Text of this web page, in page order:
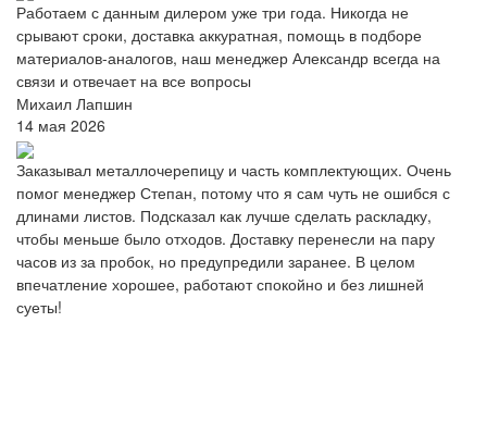
Работаем с данным дилером уже три года. Никогда не
срывают сроки, доставка аккуратная, помощь в подборе
материалов-аналогов, наш менеджер Александр всегда на
связи и отвечает на все вопросы
Михаил Лапшин
14 мая 2026
Заказывал металлочерепицу и часть комплектующих. Очень
помог менеджер Степан, потому что я сам чуть не ошибся с
длинами листов. Подсказал как лучше сделать раскладку,
чтобы меньше было отходов. Доставку перенесли на пару
часов из за пробок, но предупредили заранее. В целом
впечатление хорошее, работают спокойно и без лишней
суеты!